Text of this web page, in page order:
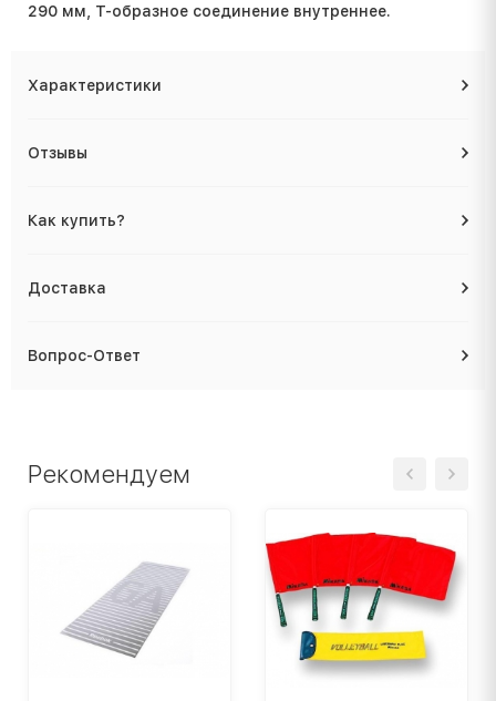
290 мм, T-образное соединение внутреннее.
Характеристики
Отзывы
Как купить?
Доставка
Вопрос-Ответ
Рекомендуем